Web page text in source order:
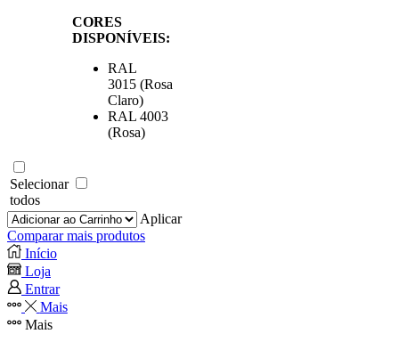
CORES
DISPONÍVEIS:
RAL
3015 (Rosa
Claro)
RAL 4003
(Rosa)
Selecionar
todos
Aplicar
Comparar mais produtos
Início
Loja
Entrar
Mais
Mais